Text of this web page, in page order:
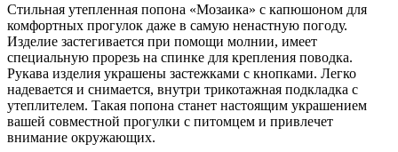
Стильная утепленная попона «Мозаика» с капюшоном для
комфортных прогулок даже в самую ненастную погоду.
Изделие застегивается при помощи молнии, имеет
специальную прорезь на спинке для крепления поводка.
Рукава изделия украшены застежками с кнопками. Легко
надевается и снимается, внутри трикотажная подкладка с
утеплителем. Такая попона станет настоящим украшением
вашей совместной прогулки с питомцем и привлечет
внимание окружающих.